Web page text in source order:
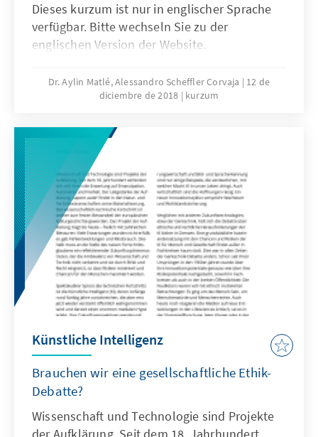
Dieses kurzum ist nur in englischer Sprache
verfügbar. Bitte wechseln Sie zu der
englischen Version der Website.
Dr. Aylin Matlé, Alessandro Scheffler Corvaja
12 de
diciembre de 2018
kurzum
Künstliche Intelligenz
Brauchen wir eine gesellschaftliche Ethik-
Debatte?
Wissenschaft und Technologie sind Projekte